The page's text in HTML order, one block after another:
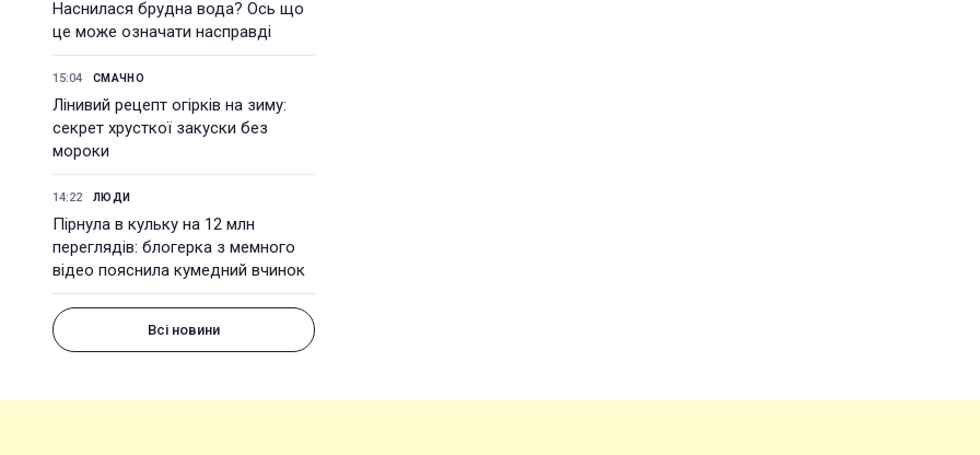
Наснилася брудна вода? Ось що
це може означати насправді
15:04 СМАЧНО
Лінивий рецепт огірків на зиму:
секрет хрусткої закуски без
мороки
14:22 ЛЮДИ
Пірнула в кульку на 12 млн
переглядів: блогерка з мемного
відео пояснила кумедний вчинок
Всі новини